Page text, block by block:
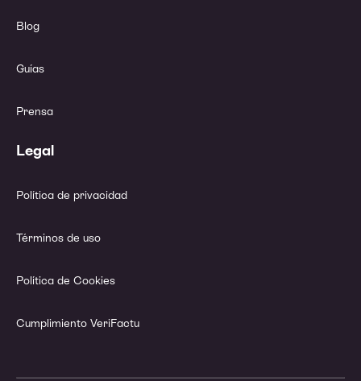
Blog
Guías
Prensa
Legal
Política de privacidad
Términos de uso
Política de Cookies
Cumplimiento VeriFactu